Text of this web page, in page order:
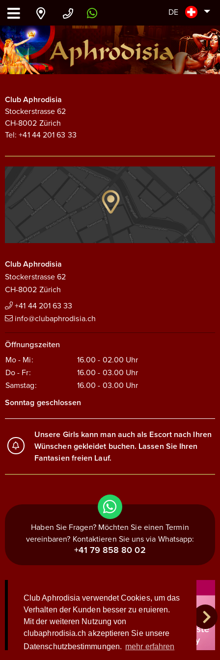
Club Aphrodisia verwendet Cookies, um das
Verhalten der Kunden besser zu eruieren.
Mit der weiteren Nutzung von
clubaphrodisia.ch akzeptieren Sie unsere
Datenschutzbestimmungen. mehr erfahren
DE
Club Aphrodisia
Stockerstrasse 62
CH-8002 Zürich
Tel: +41 44 201 63 33
Club Aphrodisia
Stockerstrasse 62
CH-8002 Zürich
+41 44 201 63 33
info@clubaphrodisia.ch
Öffnungszeiten
Mo - Mi:
16.00 - 02.00 Uhr
Do - Fr:
16.00 - 03.00 Uhr
Samstag:
16.00 - 03.00 Uhr
Sonntag geschlossen
Unsere Girls kann man auch als Escort nach Ihren
Wünschen gekleidet buchen. Lassen Sie Ihren
Fantasien freien Lauf.
Haben Sie Fragen? Möchten Sie einen Termin
vereinbaren? Kontaktieren Sie uns via Whatsapp:
+41 79 858 80 02